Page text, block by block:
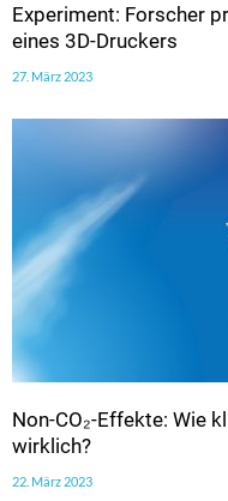
Experiment: Forscher
eines 3D-Druckers
27. März 2023
Non-CO₂-Effekte: Wie
wirklich?
22. März 2023